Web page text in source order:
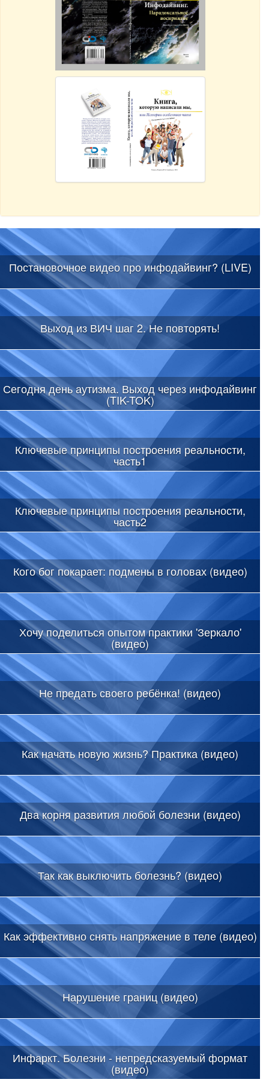
Постановочное видео про инфодайвинг? (LIVE)
Выход из ВИЧ шаг 2. Не повторять!
Сегодня день аутизма. Выход через инфодайвинг
(TIK-TOK)
Ключевые принципы построения реальности,
часть1
Ключевые принципы построения реальности,
часть2
Кого бог покарает: подмены в головах (видео)
Хочу поделиться опытом практики 'Зеркало'
(видео)
Не предать своего ребёнка! (видео)
Как начать новую жизнь? Практика (видео)
Два корня развития любой болезни (видео)
Так как выключить болезнь? (видео)
Как эффективно снять напряжение в теле (видео)
Нарушение границ (видео)
Инфаркт. Болезни - непредсказуемый формат
(видео)